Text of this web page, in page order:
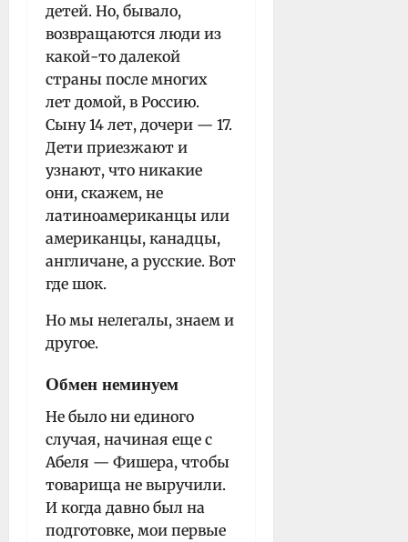
детей. Но, бывало,
возвращаются люди из
какой-то далекой
страны после многих
лет домой, в Россию.
Сыну 14 лет, дочери — 17.
Дети приезжают и
узнают, что никакие
они, скажем, не
латиноамериканцы или
американцы, канадцы,
англичане, а русские. Вот
где шок.
Но мы нелегалы, знаем и
другое.
Обмен неминуем
Не было ни единого
случая, начиная еще с
Абеля — Фишера, чтобы
товарища не выручили.
И когда давно был на
подготовке, мои первые